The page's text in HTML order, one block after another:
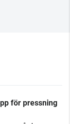
för pressning